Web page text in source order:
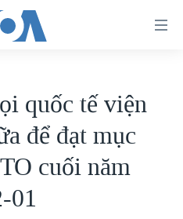
quốc tế viện
để đạt mục
cuối năm
01